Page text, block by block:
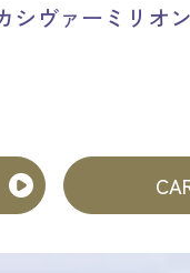
シヴァーミリオ